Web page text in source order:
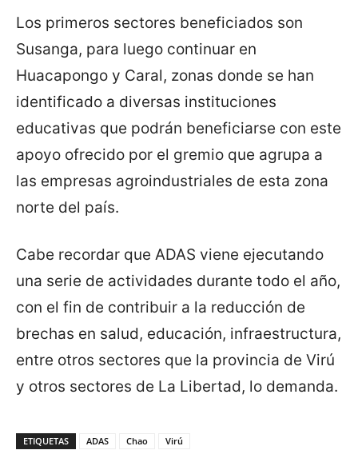
Los primeros sectores beneficiados son
Susanga, para luego continuar en
Huacapongo y Caral, zonas donde se han
identificado a diversas instituciones
educativas que podrán beneficiarse con este
apoyo ofrecido por el gremio que agrupa a
las empresas agroindustriales de esta zona
norte del país.
Cabe recordar que ADAS viene ejecutando
una serie de actividades durante todo el año,
con el fin de contribuir a la reducción de
brechas en salud, educación, infraestructura,
entre otros sectores que la provincia de Virú
y otros sectores de La Libertad, lo demanda.
ETIQUETAS ADAS Chao Virú